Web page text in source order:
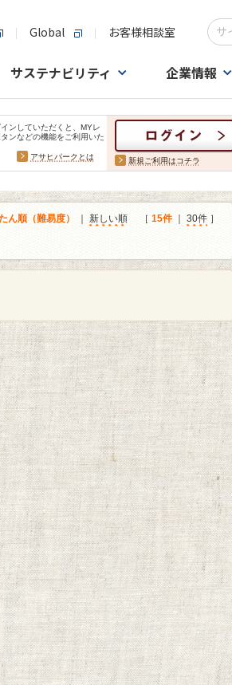
Global お客様相談室
検索
サステナビリティ 企業情報
ンしていただくと、MYレ
ンなどの機能をご利用いた
アサヒパークとは 新規ご利用はコチラ
ん順（難易度） 新しい順 ［ 15件｜ 30件 ］